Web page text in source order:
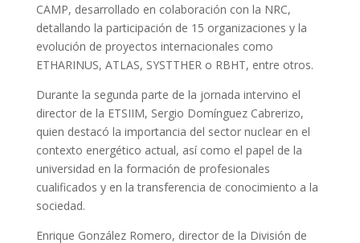
CAMP, desarrollado en colaboración con la NRC,
detallando la participación de 15 organizaciones y la
evolución de proyectos internacionales como
ETHARINUS, ATLAS, SYSTTHER o RBHT, entre otros.
Durante la segunda parte de la jornada intervino el
director de la ETSIIM, Sergio Domínguez Cabrerizo,
quien destacó la importancia del sector nuclear en el
contexto energético actual, así como el papel de la
universidad en la formación de profesionales
cualificados y en la transferencia de conocimiento a la
sociedad.
Enrique González Romero, director de la División de